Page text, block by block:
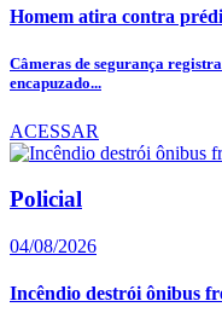
Homem atira contra
Câmeras de segurança
encapuzado...
ACESSAR
Policial
04/08/2026
Incêndio destrói ônibus